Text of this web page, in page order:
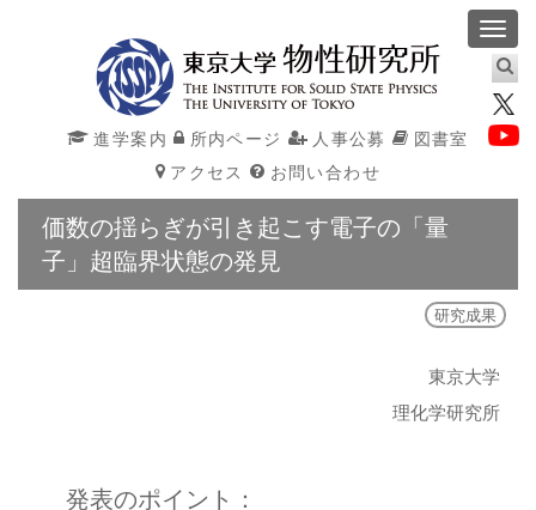
進学案内 所内ページ 人事公募
図書室
アクセス
お問い合わせ
価数の揺らぎが引き起こす電子の「量
子」超臨界状態の発見
研究成果
東京大学
理化学研究所
発表のポイント：